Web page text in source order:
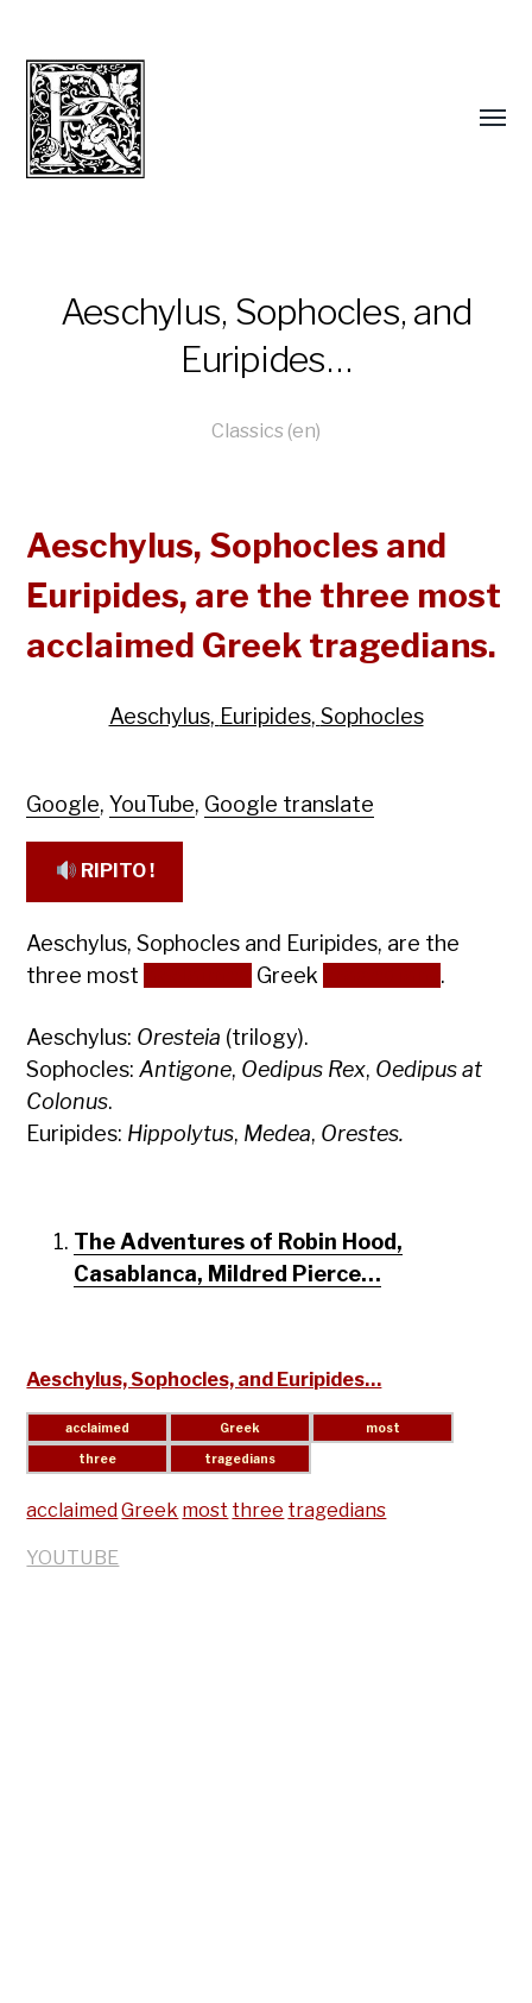
Aeschylus, Sophocles, and
Euripides…
Classics (en)
Aeschylus, Sophocles and
Euripides, are the three most
acclaimed Greek tragedians.
Aeschylus, Euripides, Sophocles
Google,YouTube, Google translate
RIPITO !
Aeschylus, Sophocles and Euripides, are the
three most
Greek .
Aeschylus: Oresteia (trilogy).
Sophocles:Antigone, Oedipus Rex, Oedipus at
Colonus.
Euripides: Hippolytus, Medea, Orestes.
The Adventures of Robin Hood,
Casablanca, Mildred Pierce…
Aeschylus, Sophocles, and Euripides…
acclaimedGreek most three tragedians
YOUTUBE